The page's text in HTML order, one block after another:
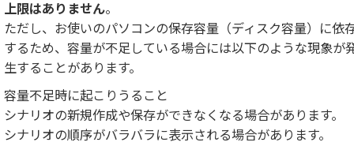
上限はありません。
ただし、お使いのパソコンの保存容量（ディスク容量）に依
するため、容量が不足している場合には以下のような現象が
生することがあります。
容量不足時に起こりうること
シナリオの新規作成や保存ができなくなる場合があります。
シナリオの順序がバラバラに表示される場合があります。